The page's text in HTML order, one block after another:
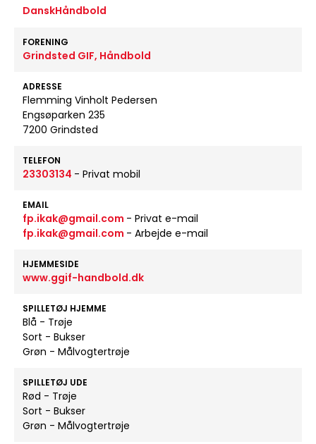
DanskHåndbold
FORENING
Grindsted GIF, Håndbold
ADRESSE
Flemming Vinholt Pedersen
Engsøparken 235
7200 Grindsted
TELEFON
23303134 - Privat mobil
EMAIL
fp.ikak@gmail.com - Privat e-mail
fp.ikak@gmail.com - Arbejde e-mail
HJEMMESIDE
www.ggif-handbold.dk
SPILLETØJ HJEMME
Blå - Trøje
Sort - Bukser
Grøn - Målvogtertrøje
SPILLETØJ UDE
Rød - Trøje
Sort - Bukser
Grøn - Målvogtertrøje